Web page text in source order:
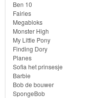
Looney
tunes
Minions
Ben
Ben 10
Fairies
Megabloks
Monster High
My Little Pony
Finding Dory
Planes
Sofia het prinsesje
Barbie
Bob de bouwer
SpongeBob